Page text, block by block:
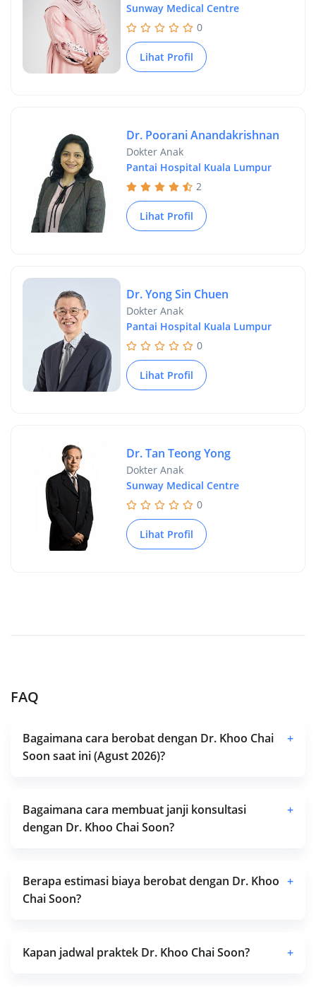
Sunway Medical Centre
0
Lihat Profil
Dr. Poorani Anandakrishnan
Dokter Anak
Pantai Hospital Kuala Lumpur
2
Lihat Profil
Dr. Yong Sin Chuen
Dokter Anak
Pantai Hospital Kuala Lumpur
0
Lihat Profil
Dr. Tan Teong Yong
Dokter Anak
Sunway Medical Centre
0
Lihat Profil
FAQ
Bagaimana cara berobat dengan Dr. Khoo Chai
Soon saat ini (Agust 2026)?
+
Bagaimana cara membuat janji konsultasi
dengan Dr. Khoo Chai Soon?
+
Berapa estimasi biaya berobat dengan Dr. Khoo
Chai Soon?
+
Kapan jadwal praktek Dr. Khoo Chai Soon? +